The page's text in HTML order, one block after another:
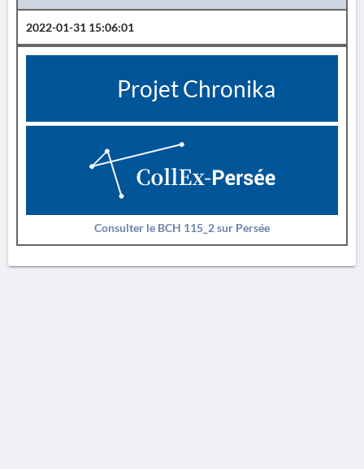
2022-01-31 15:06:01
Projet Chronika
Consulter le BCH 115_2 sur Persée